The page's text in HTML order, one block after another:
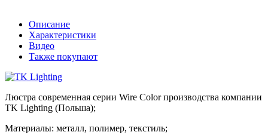
Описание
Характеристики
Видео
Также покупают
Люстра современная серии Wire Color производства компании
TK Lighting (Польша);
Материалы: металл, полимер, текстиль;